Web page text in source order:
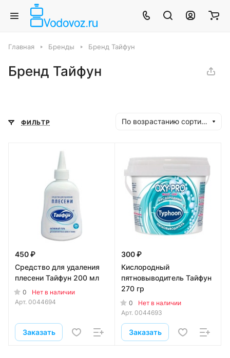
Главная Бренды Бренд Тайфун
Бренд Тайфун
ФИЛЬТР По возрастанию сортировки
450 ₽
Средство для удаления
плесени Тайфун 200 мл
0
Нет в наличии
Арт. 0044694
Заказать
300 ₽
Кислородный
пятновыводитель Тайфун
270 гр
0
Нет в наличии
Арт. 0044693
Заказать